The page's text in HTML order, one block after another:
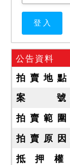
公告資料
拍 賣 地 點
案 號
拍 賣 範 圍
拍 賣 原 因
抵 押 權